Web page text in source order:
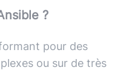
?
pour des
ou sur de très